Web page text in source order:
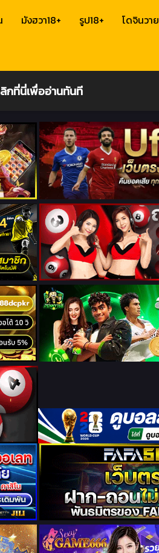
มังฮวา18+ รูป18+ โดจินวาย
กที่นี่เพื่ออ่านทันที